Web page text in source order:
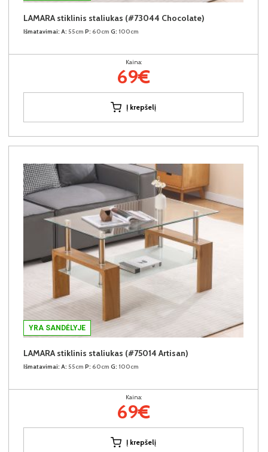
LAMARA stiklinis staliukas (#73044 Chocolate)
Išmatavimai: A: 55cm P: 60cm G: 100cm
Kaina:
69€
Į krepšelį
YRA SANDĖLYJE
LAMARA stiklinis staliukas (#75014 Artisan)
Išmatavimai: A: 55cm P: 60cm G: 100cm
Kaina:
69€
Į krepšelį